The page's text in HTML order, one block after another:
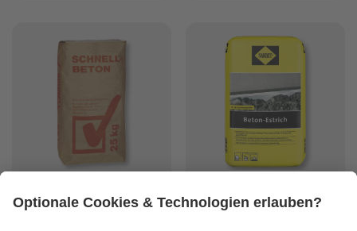
Schnell-Beton Sakret Beton-Estrich